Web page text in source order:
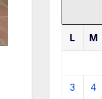
L M
3 4